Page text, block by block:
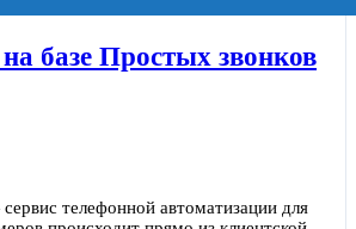
базе Простых звонков
телефонной автоматизации для